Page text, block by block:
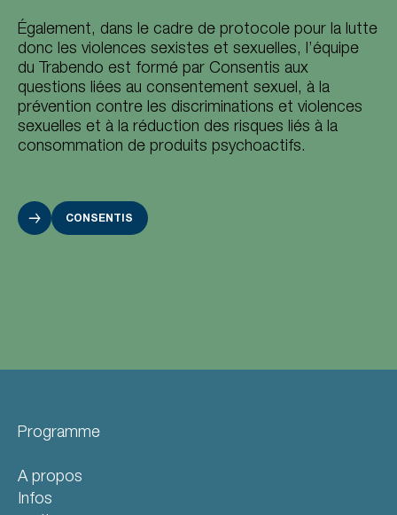
Également, dans le cadre de protocole pour la lutte
donc les violences sexistes et sexuelles, l’équipe
du Trabendo est formé par Consentis aux
questions liées au consentement sexuel, à la
prévention contre les discriminations et violences
sexuelles et à la réduction des risques liés à la
consommation de produits psychoactifs.
CONSENTIS
Programme
A propos
Infos